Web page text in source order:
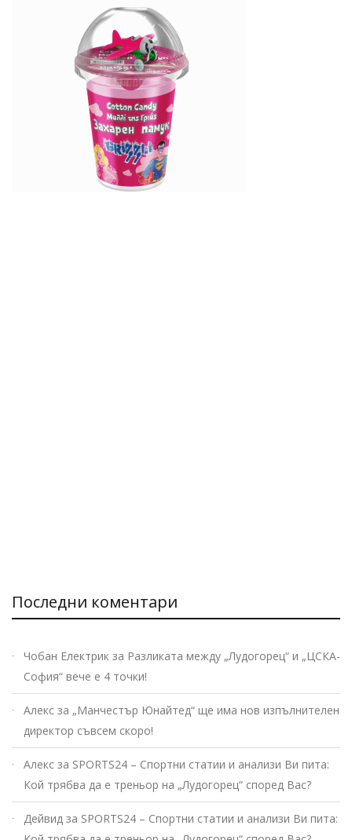
Последни коментари
Чобан Електрик за Разликата между „Лудогорец“ и „ЦСКА-
София“ вече е 4 точки!
Алекс за „Манчестър Юнайтед“ ще има нов изпълнителен
директор съвсем скоро!
Алекс за SPORTS24 – Спортни статии и анализи Ви пита:
Кой трябва да е треньор на „Лудогорец“ според Вас?
Дейвид за SPORTS24 – Спортни статии и анализи Ви пита: